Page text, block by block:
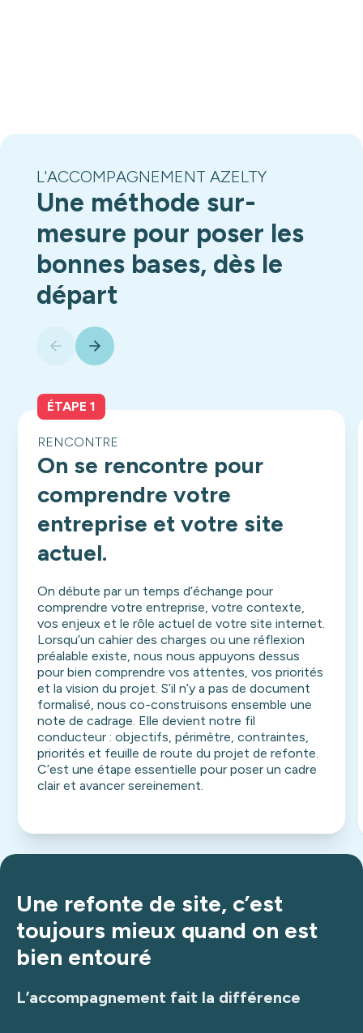
L'ACCOMPAGNEMENT AZELTY
Une méthode sur-
mesure pour poser les
bonnes bases, dès le
départ
ÉTAPE 1
RENCONTRE
On se rencontre pour
comprendre votre
entreprise et votre site
actuel.
On débute par un temps d’échange pour
comprendre votre entreprise, votre contexte,
vos enjeux et le rôle actuel de votre site internet.
Lorsqu’un cahier des charges ou une réflexion
préalable existe, nous nous appuyons dessus
pour bien comprendre vos attentes, vos priorités
et la vision du projet. S’il n’y a pas de document
formalisé, nous co-construisons ensemble une
note de cadrage. Elle devient notre fil
conducteur : objectifs, périmètre, contraintes,
priorités et feuille de route du projet de refonte.
C’est une étape essentielle pour poser un cadre
clair et avancer sereinement.
Une refonte de site, c’est
toujours mieux quand on est
bien entouré
L’accompagnement fait la différence